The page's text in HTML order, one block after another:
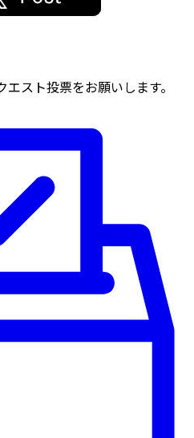
スト投票をお願いします。